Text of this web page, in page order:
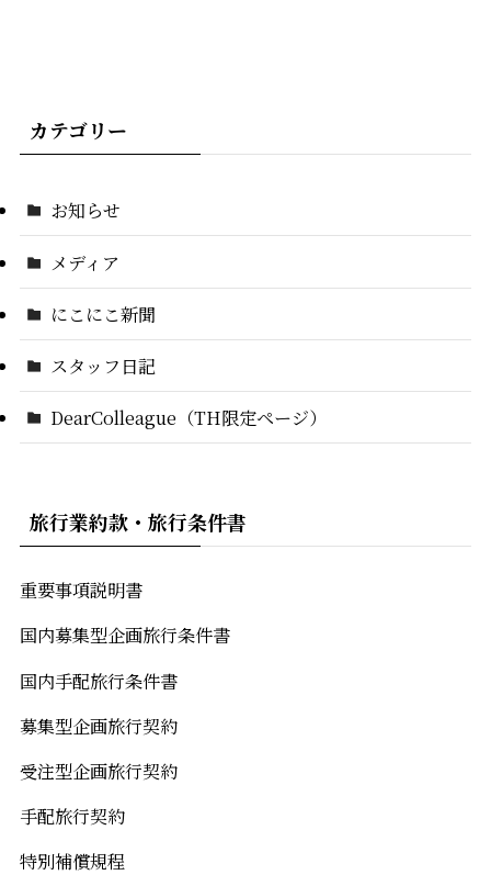
カテゴリー
お知らせ
メディア
にこにこ新聞
スタッフ日記
DearColleague（TH限定ページ）
旅行業約款・旅行条件書
重要事項説明書
国内募集型企画旅行条件書
国内手配旅行条件書
募集型企画旅行契約
受注型企画旅行契約
手配旅行契約
特別補償規程